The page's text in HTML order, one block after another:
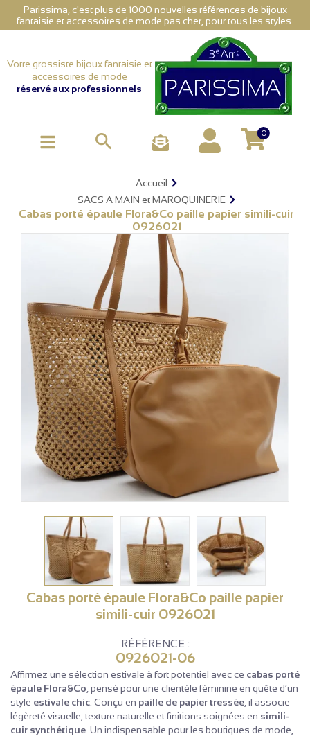
Parissima, c'est plus de 1000 nouvelles références de bijoux
fantaisie et accessoires de mode pas cher, pour tous les styles.
Votre grossiste bijoux fantaisie et
accessoires de mode
réservé aux professionnels
 0
Accueil
SACS A MAIN et MAROQUINERIE
Cabas porté épaule Flora&Co paille papier simili-cuir
0926021
Cabas porté épaule Flora&Co paille papier
simili-cuir 0926021
RÉFÉRENCE :
0926021-06
Affirmez une sélection estivale à fort potentiel avec ce cabas porté
épaule Flora&Co , pensé pour une clientèle féminine en quête d’un
style estivale chic . Conçu en paille de papier tressée , il associe
légèreté visuelle, texture naturelle et finitions soignées en simili-
cuir synthétique . Un indispensable pour les boutiques de mode,